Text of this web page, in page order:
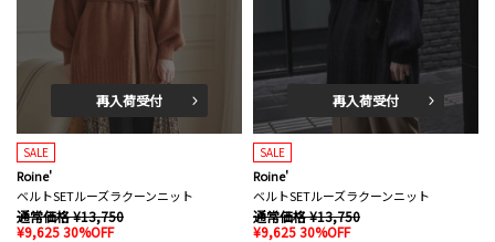
再入荷受付
SALE
Roine'
ベルトSETルーズラクーンニット
通常価格 ¥13,750
¥9,625 30%OFF
再入荷受付
SALE
Roine'
ベルトSETルーズラクーンニット
通常価格 ¥13,750
¥9,625 30%OFF